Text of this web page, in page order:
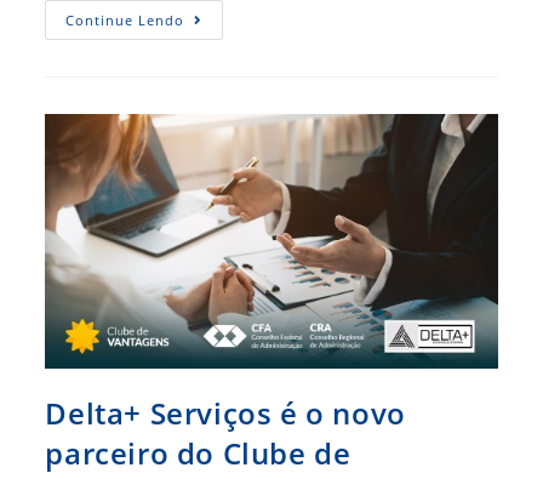
Continue Lendo Yolo
Club
Do
Clube
Vantagens
Do
CFA
Delta+ Serviços é o novo
parceiro do Clube de